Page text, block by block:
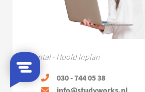
Chantal - Hoofd Inplan
030 - 744 05 38